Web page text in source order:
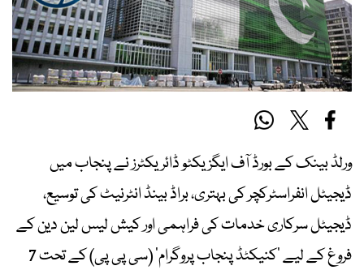
ورلڈ بینک کے بورڈ آف ایگزیکٹو ڈائریکٹرز نے پنجاب میں
ڈیجیٹل انفراسٹرکچر کی بہتری، براڈ بینڈ انٹرنیٹ کی توسیع،
ڈیجیٹل سرکاری خدمات کی فراہمی اور کیش لیس لین دین کے
فروغ کے لیے ’کنیکٹڈ پنجاب پروگرام‘ (سی پی پی) کے تحت 7